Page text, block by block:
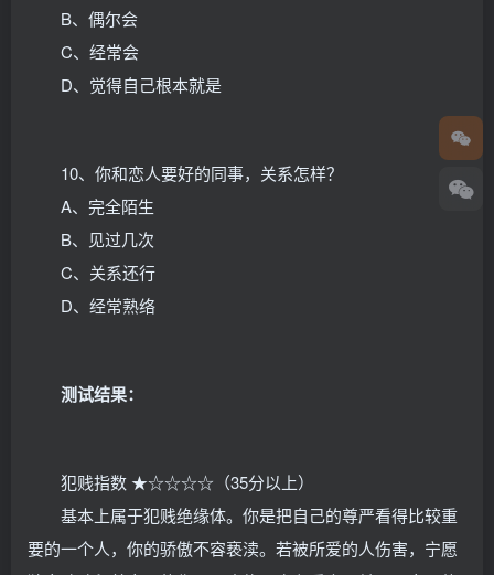
B、偶尔会
C、经常会
D、觉得自己根本就是
10、你和恋人要好的同事，关系怎样？
A、完全陌生
B、见过几次
C、关系还行
D、经常熟络
测试结果：
犯贱指数 ★☆☆☆☆（35分以上）
基本上属于犯贱绝缘体。你是把自己的尊严看得比较重
要的一个人，你的骄傲不容亵渎。若被所爱的人伤害，宁愿